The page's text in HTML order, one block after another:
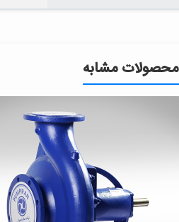
محصولات مشابه